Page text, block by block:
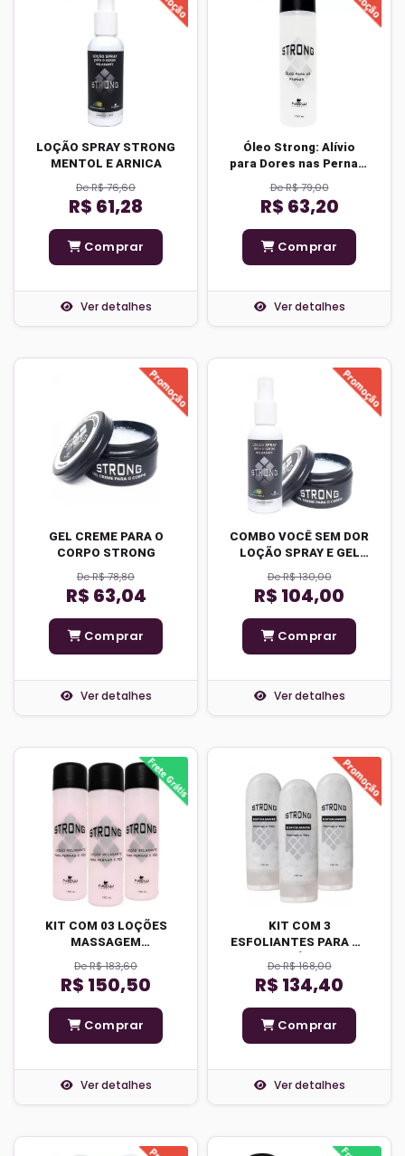
LOÇÃO SPRAY STRONG
MENTOL E ARNICA
De R$ 76,60
R$ 61,28
Comprar
Ver detalhes
Óleo Strong: Alívio
para Dores nas Pernas,
Cansaço, Prevenção
de Estrias e Ativação
da Circulação
De R$ 79,00
R$ 63,20
Comprar
Ver detalhes
GEL CREME PARA O
CORPO STRONG
De R$ 78,80
R$ 63,04
Comprar
Ver detalhes
COMBO VOCÊ SEM DOR
LOÇÃO SPRAY E GEL
CREME
De R$ 130,00
R$ 104,00
Comprar
Ver detalhes
KIT COM 03 LOÇÕES
MASSAGEM
RELAXANTE PERNAS E
PÉS
De R$ 183,60
R$ 150,50
Comprar
Ver detalhes
KIT COM 3
ESFOLIANTES PARA OS
PÉS
De R$ 168,00
R$ 134,40
Comprar
Ver detalhes